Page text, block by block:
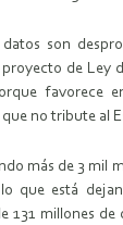
son
de Ley
favorece
no tribute al
más de 3 mil
que está
131 millones de